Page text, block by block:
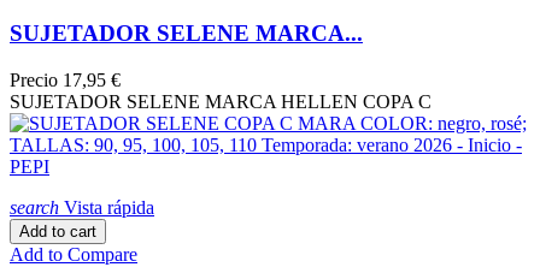
SUJETADOR SELENE MARCA...
Precio 17,95 €
SUJETADOR SELENE MARCA HELLEN COPA C
search Vista rápida
Add to cart
Add to Compare